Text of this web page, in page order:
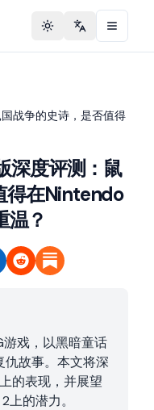
Toggle theme
Change
战争的史诗，是否值得
深度评测：鼠
得在Nintendo
温？
游戏，以黑暗童话
仇故事。本文将深
的表现，并展望
的潜力。